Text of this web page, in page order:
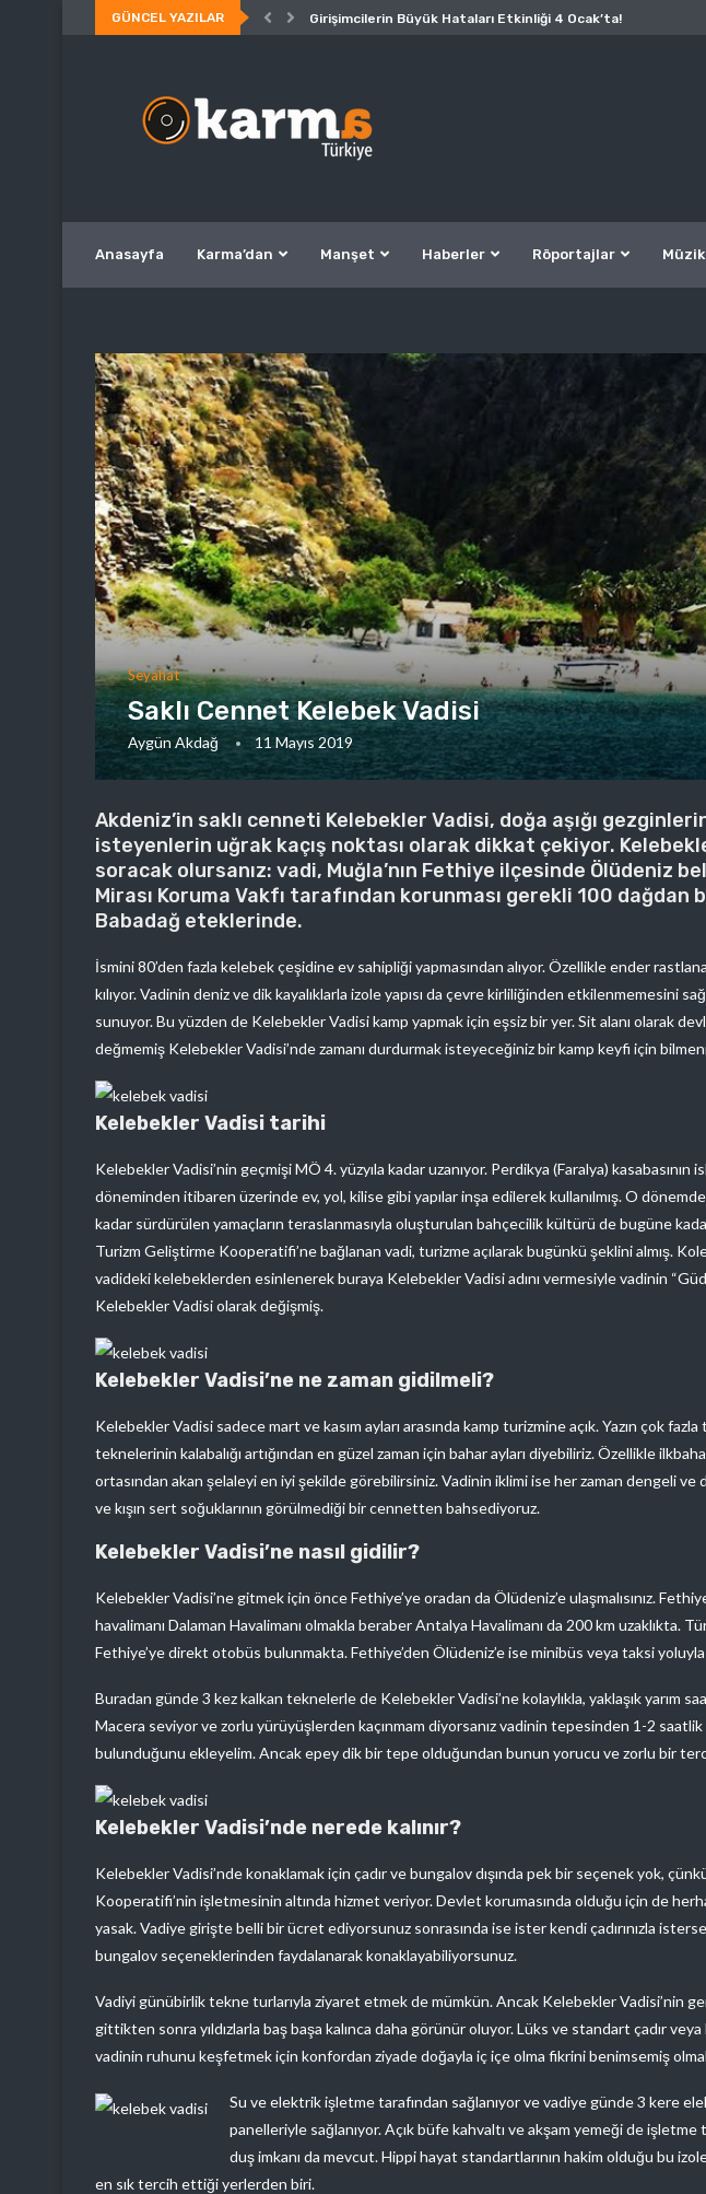
GÜNCEL YAZILAR Girişimcilerin Büyük Hataları Etkinliği 4 Ocak’ta!
Anasayfa Karma’dan Manşet Haberler Röportajlar Müzik
Seyahat
Saklı Cennet Kelebek Vadisi
Aygün Akdağ 11 Mayıs 2019
Akdeniz’in saklı cenneti Kelebekler Vadisi, doğa aşığı
isteyenlerin uğrak kaçış noktası olarak dikkat çekiyor.
soracak olursanız: vadi, Muğla’nın Fethiye ilçesinde Ölüdeniz
Mirası Koruma Vakfı tarafından korunması gerekli 100 dağdan
Babadağ eteklerinde.
İsmini 80’den fazla kelebek çeşidine ev sahipliği yapmasından alıyor. Özellikle ender
kılıyor. Vadinin deniz ve dik kayalıklarla izole yapısı da çevre kirliliğinden etkilenmemesini
sunuyor. Bu yüzden de Kelebekler Vadisi kamp yapmak için eşsiz bir yer. Sit alanı olarak
değmemiş Kelebekler Vadisi’nde zamanı durdurmak isteyeceğiniz bir kamp keyfi için
Kelebekler Vadisi tarihi
Kelebekler Vadisi’nin geçmişi MÖ 4. yüzyıla kadar uzanıyor. Perdikya (Faralya) kasabasının
döneminden itibaren üzerinde ev, yol, kilise gibi yapılar inşa edilerek kullanılmış. O
kadar sürdürülen yamaçların teraslanmasıyla oluşturulan bahçecilik kültürü de bugüne
Turizm Geliştirme Kooperatifi’ne bağlanan vadi, turizme açılarak bugünkü şeklini almış.
vadideki kelebeklerden esinlenerek buraya Kelebekler Vadisi adını vermesiyle vadinin
Kelebekler Vadisi olarak değişmiş.
Kelebekler Vadisi’ne ne zaman gidilmeli?
Kelebekler Vadisi sadece mart ve kasım ayları arasında kamp turizmine açık. Yazın çok
teknelerinin kalabalığı artığından en güzel zaman için bahar ayları diyebiliriz. Özellikle
ortasından akan şelaleyi en iyi şekilde görebilirsiniz. Vadinin iklimi ise her zaman dengeli ve
ve kışın sert soğuklarının görülmediği bir cennetten bahsediyoruz.
Kelebekler Vadisi’ne nasıl gidilir?
Kelebekler Vadisi’ne gitmek için önce Fethiye’ye oradan da Ölüdeniz’e ulaşmalısınız.
havalimanı Dalaman Havalimanı olmakla beraber Antalya Havalimanı da 200 km uzaklıkta.
Fethiye’ye direkt otobüs bulunmakta. Fethiye’den Ölüdeniz’e ise minibüs veya taksi
Buradan günde 3 kez kalkan teknelerle de Kelebekler Vadisi’ne kolaylıkla, yaklaşık yarım
Macera seviyor ve zorlu yürüyüşlerden kaçınmam diyorsanız vadinin tepesinden 1-2
bulunduğunu ekleyelim. Ancak epey dik bir tepe olduğundan bunun yorucu ve zorlu bir
Kelebekler Vadisi’nde nerede kalınır?
Kelebekler Vadisi’nde konaklamak için çadır ve bungalov dışında pek bir seçenek yok,
Kooperatifi’nin işletmesinin altında hizmet veriyor. Devlet korumasında olduğu için de
yasak. Vadiye girişte belli bir ücret ediyorsunuz sonrasında ise ister kendi çadırınızla
bungalov seçeneklerinden faydalanarak konaklayabiliyorsunuz.
Vadiyi günübirlik tekne turlarıyla ziyaret etmek de mümkün. Ancak Kelebekler Vadisi’nin
gittikten sonra yıldızlarla baş başa kalınca daha görünür oluyor. Lüks ve standart çadır
vadinin ruhunu keşfetmek için konfordan ziyade doğayla iç içe olma fikrini benimsemiş
Su ve elektrik işletme tarafından sağlanıyor ve vadiye günde 3 kere
panelleriyle sağlanıyor. Açık büfe kahvaltı ve akşam yemeği de
duş imkanı da mevcut. Hippi hayat standartlarının hakim olduğu bu
en sık tercih ettiği yerlerden biri.